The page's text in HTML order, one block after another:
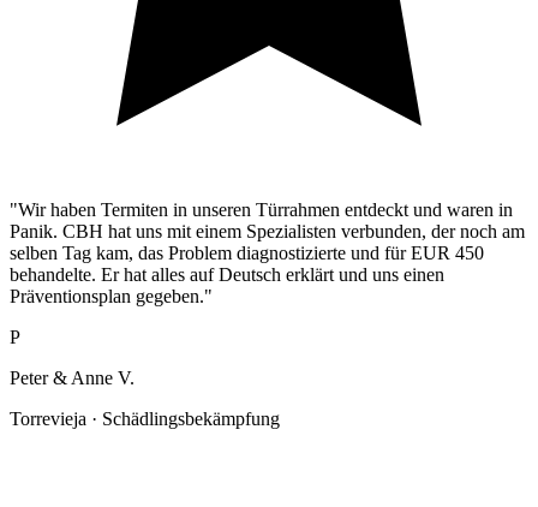
"Wir haben Termiten in unseren Türrahmen entdeckt und waren in
Panik. CBH hat uns mit einem Spezialisten verbunden, der noch am
selben Tag kam, das Problem diagnostizierte und für EUR 450
behandelte. Er hat alles auf Deutsch erklärt und uns einen
Präventionsplan gegeben."
P
Peter & Anne V.
Torrevieja · Schädlingsbekämpfung